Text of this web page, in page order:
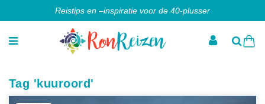
Reistips en –inspiratie voor de 40-plusser
Tag 'kuuroord'